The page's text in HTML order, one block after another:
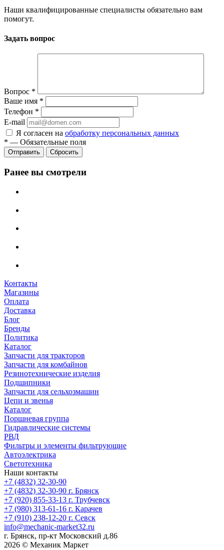
Наши квалифицированные специалисты обязательно вам
помогут.
Задать вопрос
Вопрос *
Ваше имя *
Телефон *
E-mail
Я согласен на обработку персональных данных
* — Обязательные поля
Сбросить
Ранее вы смотрели
Контакты
Магазины
Оплата
Доставка
Блог
Бренды
Политика
Каталог
Запчасти для тракторов
Запчасти для комбайнов
Резинотехнические изделия
Подшипники
Запчасти для сельхозмашин
Цепи и звенья
Каталог
Поршневая группа
Гидравлические системы
РВД
Фильтры и элементы фильтрующие
Автоэлектрика
Светотехника
Наши контакты
+7 (4832) 32-30-90
+7 (4832) 32-30-90 г. Брянск
+7 (920) 855-33-13 г. Трубчевск
+7 (980) 313-61-16 г. Карачев
+7 (910) 238-12-20 г. Севск
info@mechanic-market32.ru
г. Брянск, пр-кт Московский д.86
2026 © Механик Маркет